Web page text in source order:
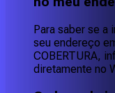
Para saber se a
seu endereço
COBERTURA,
diretamente no